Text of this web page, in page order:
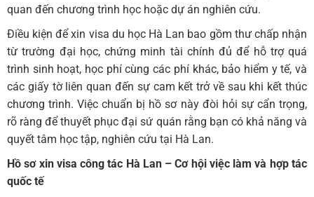
quan đến chương trình học hoặc dự án nghiên cứu.
Điều kiện để xin visa du học Hà Lan bao gồm thư chấp nhận
từ trường đại học, chứng minh tài chính đủ để hỗ trợ quá
trình sinh hoạt, học phí cùng các phí khác, bảo hiểm y tế, và
các giấy tờ liên quan đến sự cam kết trở về sau khi kết thúc
chương trình. Việc chuẩn bị hồ sơ này đòi hỏi sự cẩn trọng,
rõ ràng để thuyết phục đại sứ quán rằng bạn có khả năng và
quyết tâm học tập, nghiên cứu tại Hà Lan.
Hồ sơ xin visa công tác Hà Lan – Cơ hội việc làm và hợp tác
quốc tế